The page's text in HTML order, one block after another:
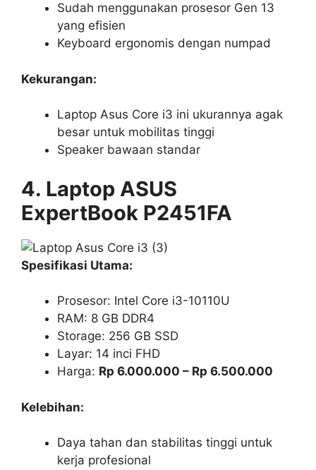
Sudah menggunakan prosesor Gen 13
yang efisien
Keyboard ergonomis dengan numpad
Kekurangan:
Laptop Asus Core i3 ini ukurannya agak
besar untuk mobilitas tinggi
Speaker bawaan standar
4. Laptop ASUS
ExpertBook P2451FA
Spesifikasi Utama:
Prosesor: Intel Core i3-10110U
RAM: 8 GB DDR4
Storage: 256 GB SSD
Layar: 14 inci FHD
Harga: Rp 6.000.000 – Rp 6.500.000
Kelebihan:
Daya tahan dan stabilitas tinggi untuk
kerja profesional